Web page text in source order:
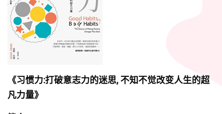
《习惯力:打破意志力的迷思, 不知不觉改变人生的超
凡力量》